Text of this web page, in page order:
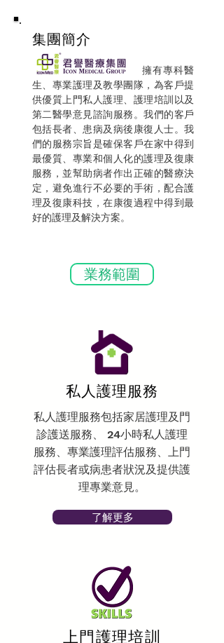
集團簡介
擁有專科醫
生、專業護理及教學團隊，為客戶提
供優質上門私人護理、護理培訓以及
第二醫學意見諮詢服務。我們的客戶
包括長者、患病及病後康復人士。我
們的服務宗旨是確保客戶在家中得到
最優質、專業和個人化的護理及復康
服務，並幫助病者作出正確的醫療決
定，避免進行不必要的手術，配合護
理及復康科技，在康復過程中得到最
好的護理及解決方案。
業務範圍
私人護理服務
私人護理服務包括家居護理及門
診護送服務、 24小時私人護理
服務、專業護理評估服務、上門
評估長者或病患者狀況及提供護
理專業意見。
了解更多
上門護理培訓